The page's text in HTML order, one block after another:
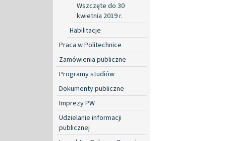
Wszczęte do 30
kwietnia 2019 r.
Habilitacje
Praca w Politechnice
Zamówienia publiczne
Programy studiów
Dokumenty publiczne
Imprezy PW
Udzielanie informacji
publicznej